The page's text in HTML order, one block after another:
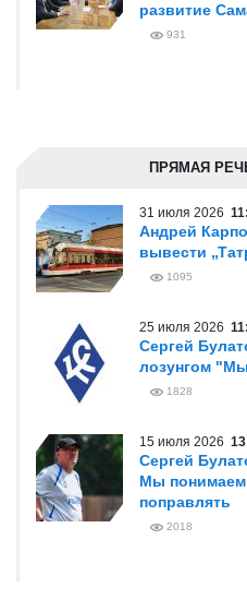
развитие
931
ПРЯМАЯ
31 июля 2026
Андрей
вывести
1095
25 июля 2026
Сергей
лозунгом
1828
15 июля 2026
Сергей
Мы понимаем
поправлять
2018